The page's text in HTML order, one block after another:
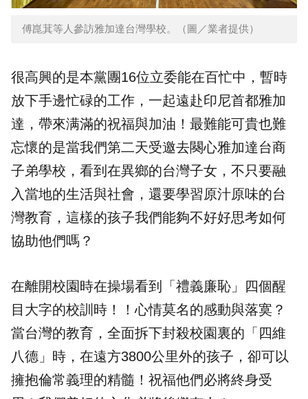
傅崑萁等人參訪雅加達台灣學校。（圖／業者提供）
很高興的是本黨團16位立委能在百忙中，暫時
放下手邊忙碌的工作，一起遠赴印尼首都雅加
達，帶來满滿的祝福與加油！最難能可貴也難
忘懷的是當我們第二天受邀去闋心雅加達台商
子弟學校，看到在異鄉的台灣子女，不只要融
入當地的生活與社會，還要學習原汁原味的台
灣教育，這樣的孩子我們能夠不好好思考如何
協助他們嗎？
在離開校園時在操場看到「禮義廉恥」四個醒
目大字的校訓時！！心情莫名的感動與落寞？
當台灣的教育，全面拆下封殺校園裏的「四維
八德」時，在遠方3800公里外的孩子，卻可以
擁抱倫常義理的精髓！祝福他們必將終身受